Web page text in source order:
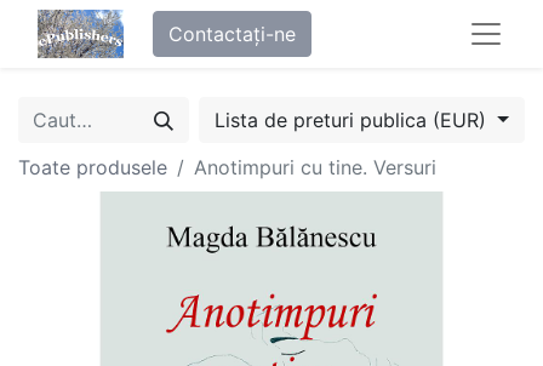
Contactați-ne
Lista de preturi publica (EUR)
Toate produsele
Anotimpuri cu tine. Versuri